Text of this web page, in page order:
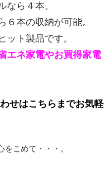
なら４本、
６本の収納が可能。
ット製品です。
エネ家電やお買得家電
せはこちらまでお気軽
こめて・・・。